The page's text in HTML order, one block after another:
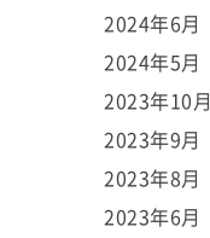
2024年6月
2024年5月
2023年10月
2023年9月
2023年8月
2023年6月